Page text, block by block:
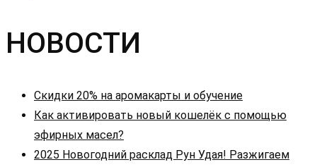
НОВОСТИ
Скидки 20% на аромакарты и обучение
Как активировать новый кошелёк с помощью
эфирных масел?
2025 Новогодний расклад Рун Удая! Разжигаем